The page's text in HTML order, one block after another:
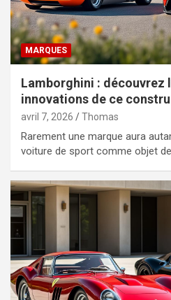
MARQUES
Lamborghini : découvrez
innovations de ce
avril 7, 2026 Thomas
Rarement une marque aura
voiture de sport comme objet